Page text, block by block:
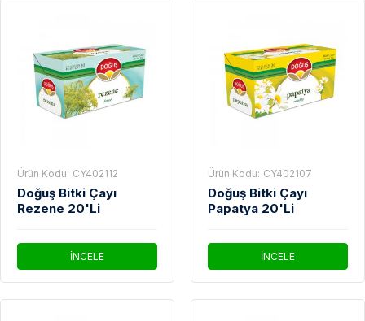
Ürün Kodu: CY402112
Doğuş Bitki Çayı
Rezene 20'Li
İNCELE
Ürün Kodu: CY402107
Doğuş Bitki Çayı
Papatya 20'Li
İNCELE